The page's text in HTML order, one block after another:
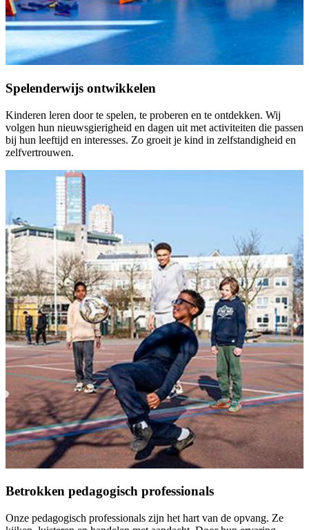
Spelenderwijs ontwikkelen
Kinderen leren door te spelen, te proberen en te ontdekken. Wij
volgen hun nieuwsgierigheid en dagen uit met activiteiten die passen
bij hun leeftijd en interesses. Zo groeit je kind in zelfstandigheid en
zelfvertrouwen.
Betrokken pedagogisch professionals
Onze pedagogisch professionals zijn het hart van de opvang. Ze